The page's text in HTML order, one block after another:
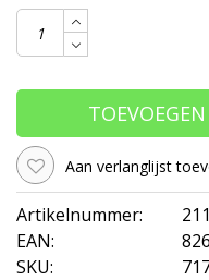
Aan verlanglijst
Artikelnummer:
EAN:
SKU: